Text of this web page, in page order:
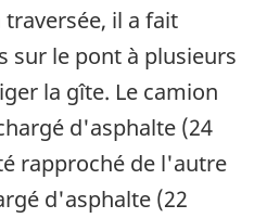
il a fait
sur le pont à plusieurs
la gîte. Le camion
d'asphalte (24
rapproché de l'autre
d'asphalte (22